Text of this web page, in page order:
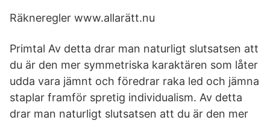
Räkneregler www.allarätt.nu
Primtal Av detta drar man naturligt slutsatsen att
du är den mer symmetriska karaktären som låter
udda vara jämnt och föredrar raka led och jämna
staplar framför spretig individualism. Av detta
drar man naturligt slutsatsen att du är den mer